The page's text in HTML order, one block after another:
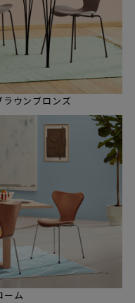
ウンブロンズ
ーム